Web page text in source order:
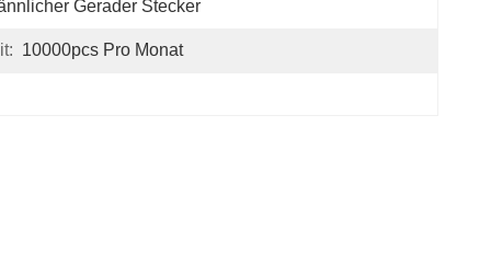
Gerader Stecker
10000pcs Pro Monat